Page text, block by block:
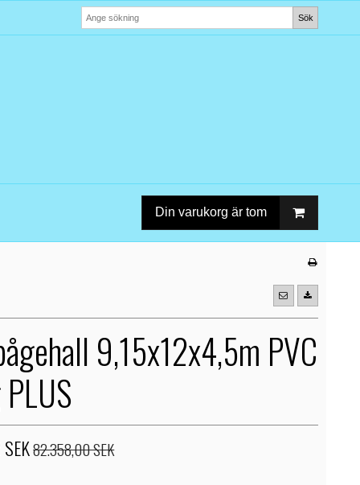
Sök
Din varukorg är tom
9,15x12x4,5m PVC
82.358,00 SEK